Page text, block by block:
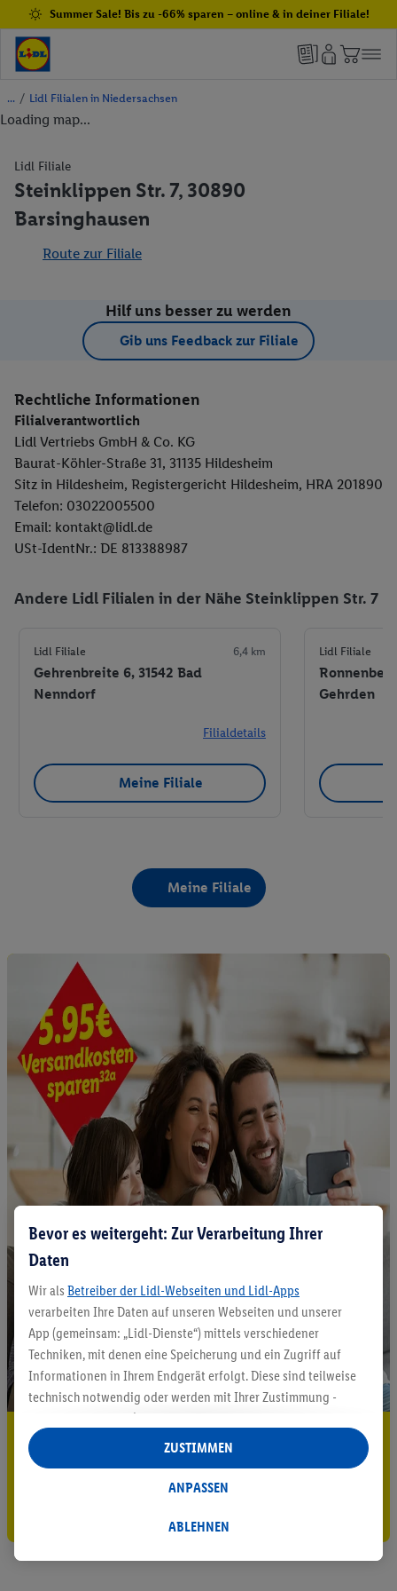
Summer Sale! Bis zu -66% sparen – online & in deiner Filiale!
/ Lidl Filialen in Niedersachsen
Loading map...
Lidl Filiale
Steinklippen Str. 7, 30890
Barsinghausen
Route zur Filiale
Hilf uns besser zu werden
Gib uns Feedback zur Filiale
Rechtliche Informationen
Filialverantwortlich
Lidl Vertriebs GmbH & Co. KG
Baurat-Köhler-Straße 31, 31135 Hildesheim
Sitz in Hildesheim, Registergericht Hildesheim, HRA 201890
Telefon: 03022005500
Email: kontakt@lidl.de
USt-IdentNr.: DE 813388987
Andere Lidl Filialen in der Nähe Steinklippen Str. 7
Lidl Filiale 6,4 km
Gehrenbreite 6, 31542 Bad
Nenndorf
Filialdetails
Meine Filiale
Lidl Filiale
Gehrden
Meine Filiale
5.95 € Versand sparen³²ᵃ
Jetzt zum Newsletter anmelden
Bevor es weitergeht: Zur Verarbeitung Ihrer
Daten
Wir als Betreiber der Lidl-Webseiten und Lidl-Apps
verarbeiten Ihre Daten auf unseren Webseiten und unserer
App (gemeinsam: „Lidl-Dienste“) mittels verschiedener
Techniken, mit denen eine Speicherung und ein Zugriff auf
Informationen in Ihrem Endgerät erfolgt. Diese sind teilweise
technisch notwendig oder werden mit Ihrer Zustimmung -
auch durch Partner (u.a.
Verantwortliche; im Zusammenhang mit dem IAB TCF
insgesamt
Statistik-Erstellung oder für personalisierte Werbung
Datenverarbeitungen für personalisierte Werbung werden
ABLEHNEN
ANPASSEN
ZUSTIMMEN